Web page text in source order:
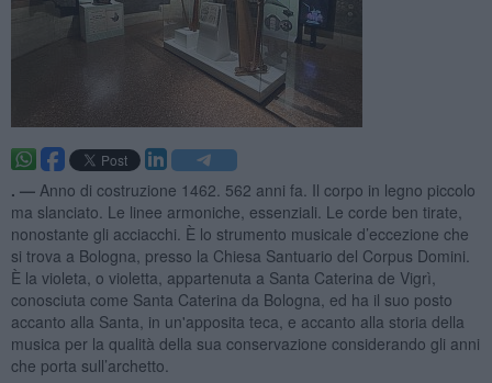
. — Anno di costruzione 1462. 562 anni fa. Il corpo in legno piccolo
ma slanciato. Le linee armoniche, essenziali. Le corde ben tirate,
nonostante gli acciacchi. È lo strumento musicale d’eccezione che
si trova a Bologna, presso la Chiesa Santuario del Corpus Domini.
È la violeta, o violetta, appartenuta a Santa Caterina de Vigrì,
conosciuta come Santa Caterina da Bologna, ed ha il suo posto
accanto alla Santa, in un'apposita teca, e accanto alla storia della
musica per la qualità della sua conservazione considerando gli anni
che porta sull’archetto.